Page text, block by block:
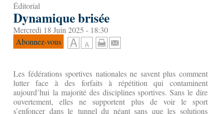
Éditorial
Dynamique brisée
Mercredi 18 Juin 2025 - 18:30
Abonnez-vous
Les fédérations sportives nationales ne savent plus comment
lutter face à des forfaits à répétition qui contaminent
aujourd’hui la majorité des disciplines sportives. Sans le dire
ouvertement, elles ne supportent plus de voir le sport
s’enfoncer dans le tunnel du néant sans que les solutions